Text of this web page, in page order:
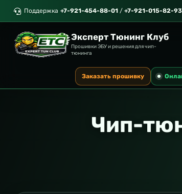
Поддержка +7-921-454-88-01 / +7-921-015-82-93
Эксперт Тюнинг Клуб
Прошивки ЭБУ и решения для чип-
тюнинга
Заказать прошивку
Чип-